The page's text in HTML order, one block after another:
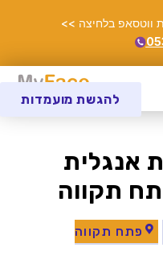
ווטסאפ בלחיצה >>
אנגלית
תקווה
פתח תקווה
להגשת מועמדות